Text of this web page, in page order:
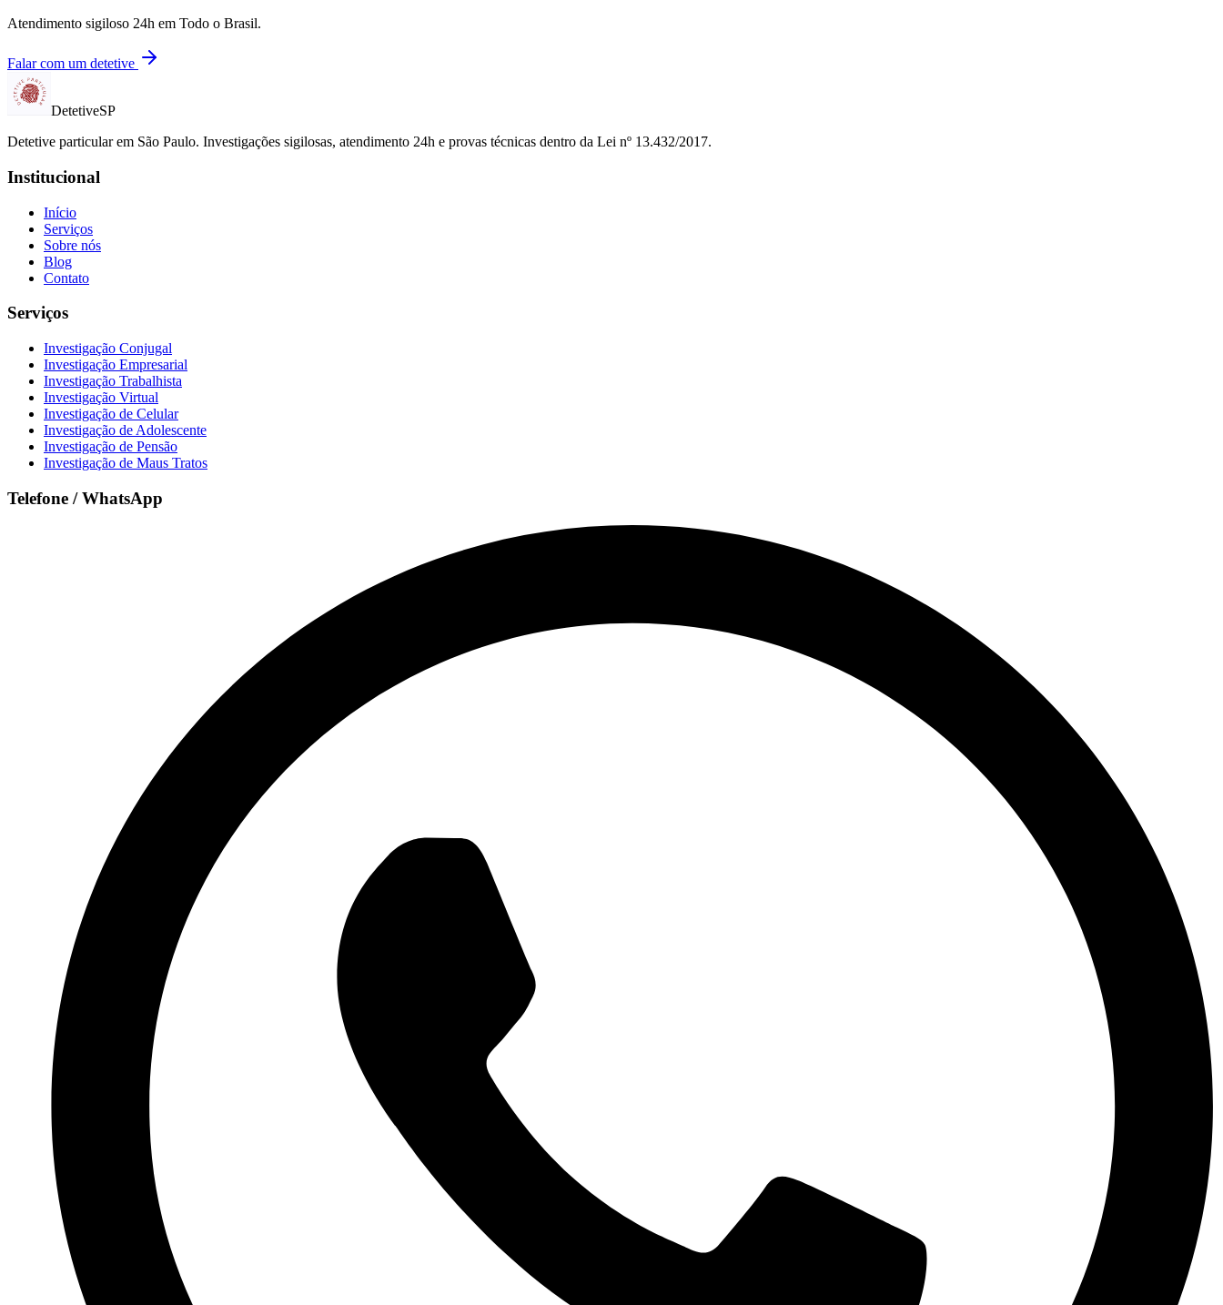
Atendimento sigiloso 24h em Todo o Brasil.
Falar com um detetive
DetetiveSP
Detetive particular em São Paulo. Investigações sigilosas, atendimento 24h e provas técnicas dentro da Lei nº 13.432/2017.
Institucional
Início
Serviços
Sobre nós
Blog
Contato
Serviços
Investigação Conjugal
Investigação Empresarial
Investigação Trabalhista
Investigação Virtual
Investigação de Celular
Investigação de Adolescente
Investigação de Pensão
Investigação de Maus Tratos
Telefone / WhatsApp